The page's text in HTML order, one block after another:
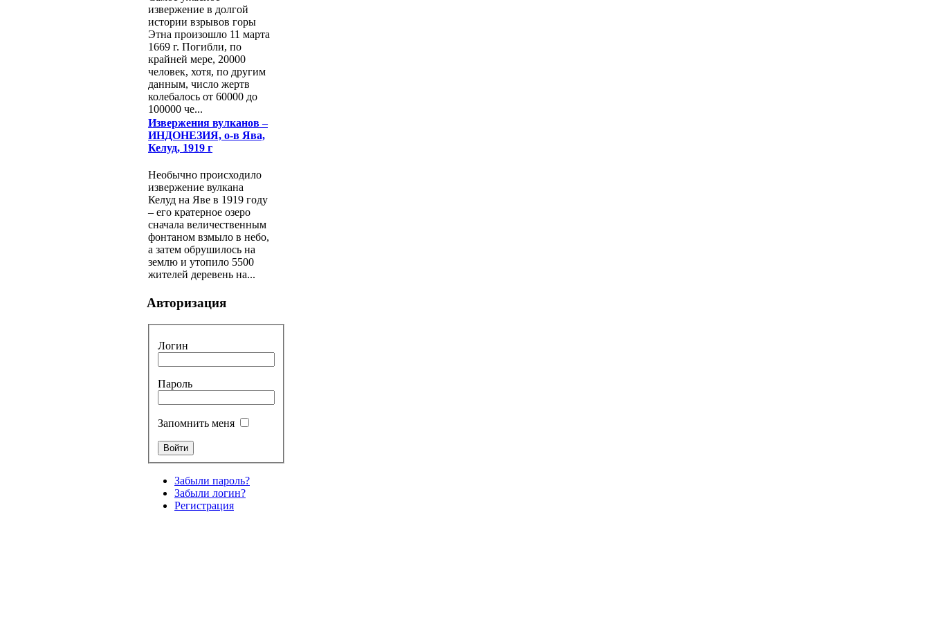
извержение в долгой
истории взрывов горы
Этна произошло 11 марта
1669 г. Погибли, по
крайней мере, 20000
человек, хотя, по другим
данным, число жертв
колебалось от 60000 до
100000 че...
Извержения вулканов –
ИНДОНЕЗИЯ, о-в Ява,
Келуд, 1919 г
Необычно происходило
извержение вулкана
Келуд на Яве в 1919 году
– его кратерное озеро
сначала величественным
фонтаном взмыло в небо,
а затем обрушилось на
землю и утопило 5500
жителей деревень на...
Авторизация
Логин
Пароль
Запомнить меня
Забыли пароль?
Забыли логин?
Регистрация